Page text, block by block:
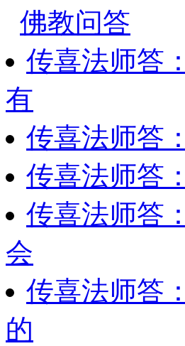
佛教问答
传喜法师答
有
传喜法师答
传喜法师答
传喜法师答
会
传喜法师答
的